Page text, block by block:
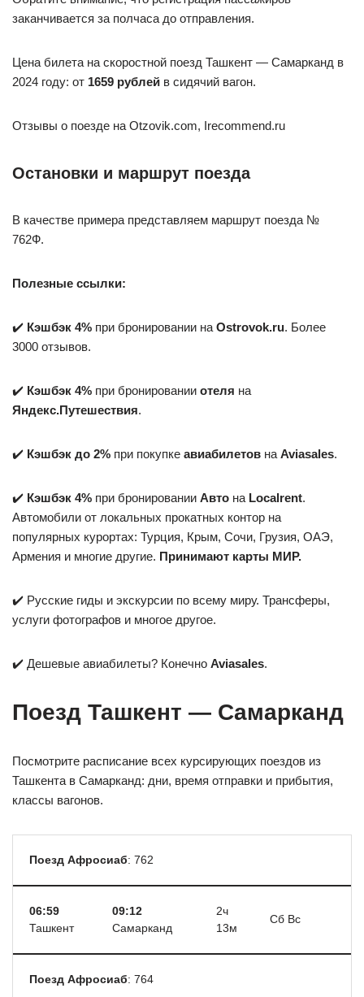
заканчивается за полчаса до отправления.
Цена билета на скоростной поезд Ташкент — Самарканд в
2024 году: от 1659 рублей в сидячий вагон.
Отзывы о поезде на Otzovik.com, Irecommend.ru
Остановки и маршрут поезда
В качестве примера представляем маршрут поезда №
762Ф.
Полезные ссылки:
✔️ Кэшбэк 4% при бронировании на Ostrovok.ru. Более
3000 отзывов.
✔️ Кэшбэк 4% при бронировании отеля на
Яндекс.Путешествия.
✔️ Кэшбэк до 2% при покупке авиабилетов на Aviasales.
✔️ Кэшбэк 4% при бронировании Авто на Localrent.
Автомобили от локальных прокатных контор на
популярных курортах: Турция, Крым, Сочи, Грузия, ОАЭ,
Армения и многие другие. Принимают карты МИР.
✔️ Русские гиды и экскурсии по всему миру. Трансферы,
услуги фотографов и многое другое.
✔️ Дешевые авиабилеты? Конечно Aviasales.
Поезд Ташкент — Самарканд
Посмотрите расписание всех курсирующих поездов из
Ташкента в Самарканд: дни, время отправки и прибытия,
классы вагонов.
Поезд Афросиаб: 762
06:59
Ташкент
09:12
Самарканд
2ч
13м
Сб Вс
Поезд Афросиаб: 764